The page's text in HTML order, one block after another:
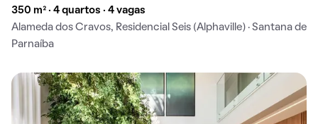
350 m² · 4 quartos · 4 vagas
Alameda dos Cravos, Residencial Seis (Alphaville) · Santana de
Parnaíba